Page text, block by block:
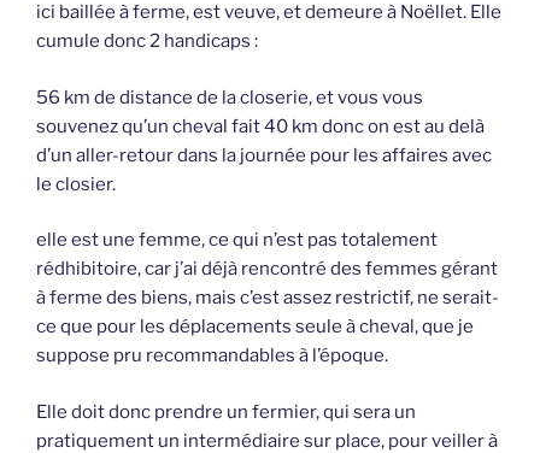
ici baillée à ferme, est veuve, et demeure à Noëllet. Elle
cumule donc 2 handicaps :
56 km de distance de la closerie, et vous vous
souvenez qu’un cheval fait 40 km donc on est au delà
d’un aller-retour dans la journée pour les affaires avec
le closier.
elle est une femme, ce qui n’est pas totalement
rédhibitoire, car j’ai déjà rencontré des femmes gérant
à ferme des biens, mais c’est assez restrictif, ne serait-
ce que pour les déplacements seule à cheval, que je
suppose pru recommandables à l’époque.
Elle doit donc prendre un fermier, qui sera un
pratiquement un intermédiaire sur place, pour veiller à